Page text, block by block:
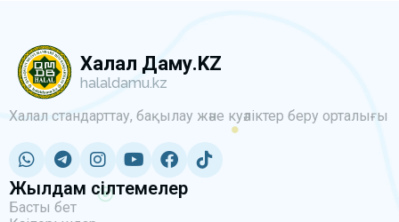
Халал Даму.KZ
halaldamu.kz
Халал стандарттау, бақылау және куәліктер беру орталығы
Жылдам сілтемелер
Басты бет